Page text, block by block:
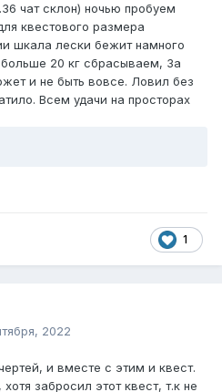
чат склон) ночью пробуем
квестового размера
шкала лески бежит намного
20 кг сбрасываем, За
и не быть вовсе. Ловил без
Всем удачи на просторах
1
2022
и вместе с этим и квест.
забросил этот квест, т.к не